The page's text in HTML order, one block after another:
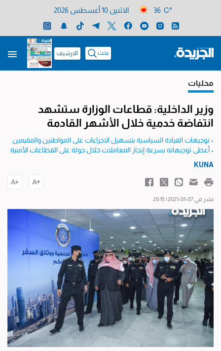
36 C° الاثنين 10 أغسطس 2026
بحث الارشيف
محليات
وزير الداخلية: قطاعات الوزارة ستشهد
انتفاضة خدمية خلال الأشهر القادمة
• توجيهات القيادة السياسية بتسهيل الاجراءات على المواطنين والمقيمين
• أعطى توجيهاته بسرعة إنجاز المعاملات خلال جولة على القطاعات الأمنية
KUNA
نشر في 07-01-2021 | 20:15